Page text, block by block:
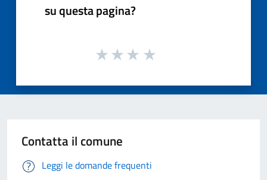
su questa pagina?
Contatta il comune
Leggi le domande frequenti